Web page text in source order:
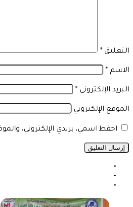
التعليق *
الاسم *
البريد الإلكتروني *
الموقع الإلكتروني
احفظ اسمي، بريدي الإلكتروني،